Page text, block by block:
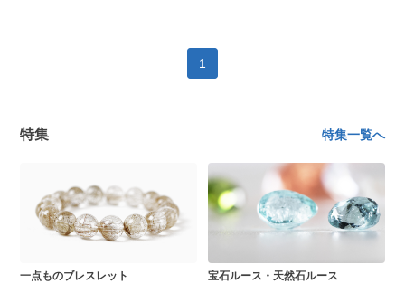
1
特集 特集一覧へ
一点ものブレスレット 宝石ルース・天然石ルース